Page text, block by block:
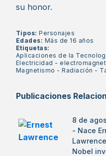
su honor.
Tipos:Personajes
Edades: Más de 16 años
Etiquetas:
Aplicaciones de la
Electricidad -
Magnetismo -Radiación -
Publicaciones
8 de
- Nace
Nobel